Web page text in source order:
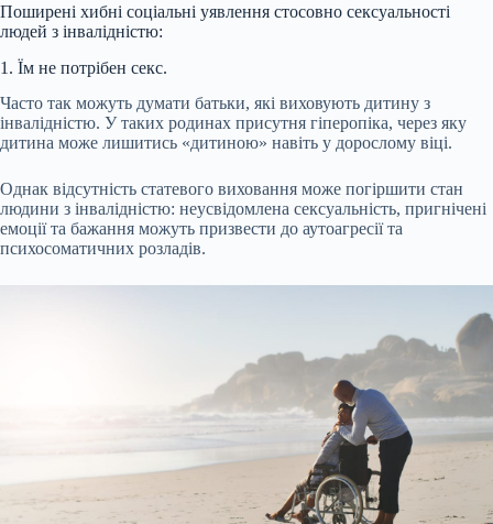
Поширені хибні соціальні уявлення стосовно сексуальності
людей з інвалідністю:
1. Їм не потрібен секс.
Часто так можуть думати батьки, які виховують дитину з
інвалідністю. У таких родинах присутня гіперопіка, через яку
дитина може лишитись «дитиною» навіть у дорослому віці.
Однак відсутність статевого виховання може погіршити стан
людини з інвалідністю: неусвідомлена сексуальність, пригнічені
емоції та бажання можуть призвести до аутоагресії та
психосоматичних розладів.